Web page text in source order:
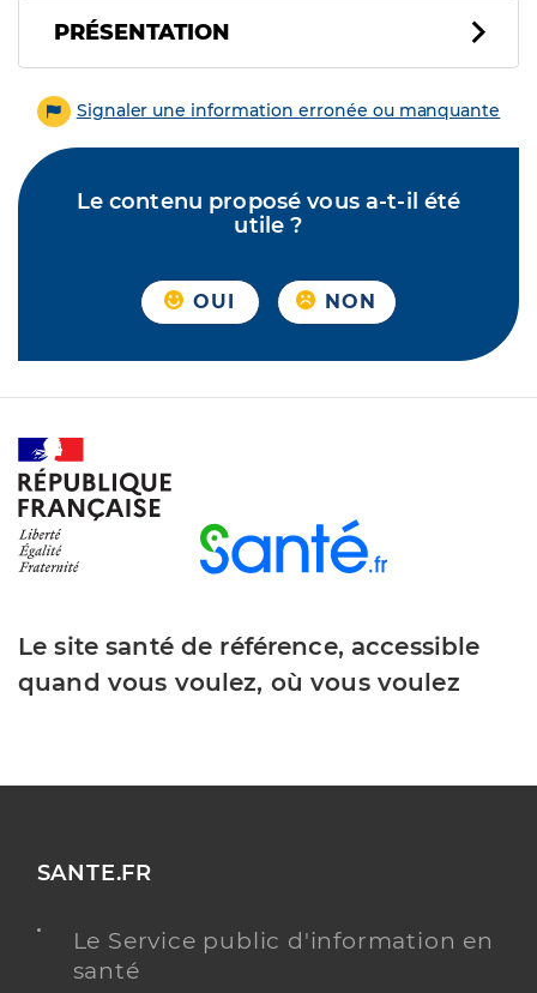
PRÉSENTATION
Signaler une information erronée ou manquante
Le contenu proposé vous a-t-il été
utile ?
OUI NON
Le site santé de référence, accessible
quand vous voulez, où vous voulez
SANTE.FR
Le Service public d'information en
santé